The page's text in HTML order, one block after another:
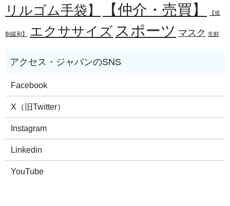
リルゴム手袋】
【仲介・売買】 【規
制緩和】 エクササイズ スポーツ マスク 生鮮
Facebook
X（旧Twitter）
Instagram
Linkedin
YouTube